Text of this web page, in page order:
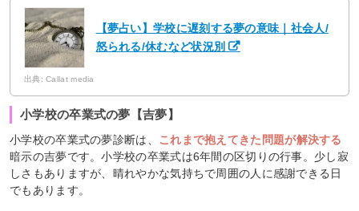
【夢占い】学校に遅刻する夢の意味｜社会人/
怒られる/休むなど状況別
出典: Callat media
小学校の卒業式の夢【吉夢】
小学校の卒業式の夢診断は、 これまで抱えてきた問題が解決する
暗示の吉夢です。小学校の卒業式は6年間の区切りの行事。少し寂
しさもありますが、晴れやかな気持ちで周囲の人に感謝できる日
でもあります。